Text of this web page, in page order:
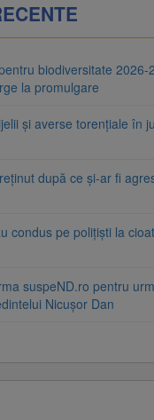
biodiversitate 2026-
la promulgare
și averse torențiale în
după ce și-ar fi
condus pe polițiști la
suspeND.ro pentru
Nicușor Dan